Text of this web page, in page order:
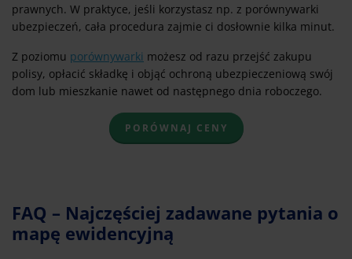
prawnych. W praktyce, jeśli korzystasz np. z porównywarki
ubezpieczeń, cała procedura zajmie ci dosłownie kilka minut.
Z poziomu porównywarki możesz od razu przejść zakupu
polisy, opłacić składkę i objąć ochroną ubezpieczeniową swój
dom lub mieszkanie nawet od następnego dnia roboczego.
PORÓWNAJ CENY
FAQ – Najczęściej zadawane pytania o
mapę ewidencyjną